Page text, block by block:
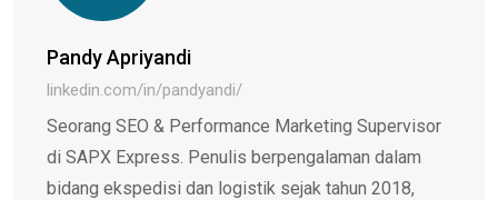
Pandy Apriyandi
linkedin.com/in/pandyandi/
Seorang SEO & Performance Marketing Supervisor
di SAPX Express. Penulis berpengalaman dalam
bidang ekspedisi dan logistik sejak tahun 2018,